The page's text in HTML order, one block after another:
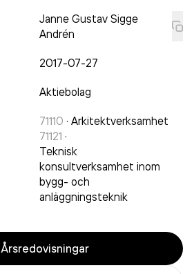
Janne Gustav Sigge
Andrén
2017-07-27
Aktiebolag
71110 · Arkitektverksamhet
71121 ·
Teknisk
konsultverksamhet inom
bygg- och
anläggningsteknik
Årsredovisningar